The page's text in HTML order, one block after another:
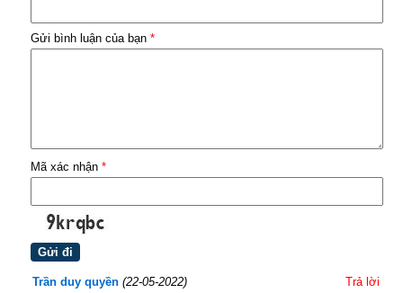
Gửi bình luận của bạn *
Mã xác nhận *
Trần duy quyền (22-05-2022)
Trả lời